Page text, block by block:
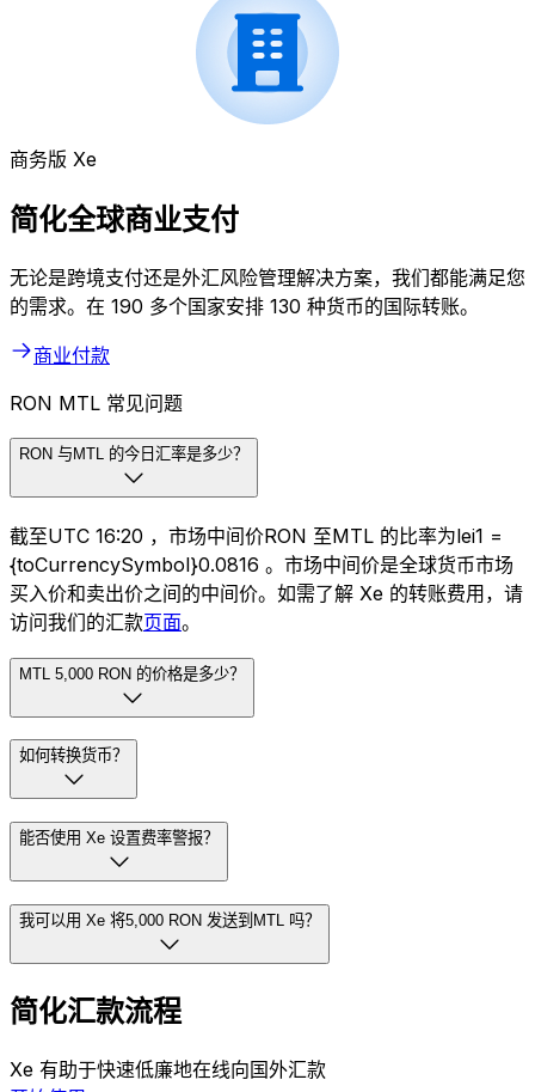
商务版 Xe
简化全球商业支付
无论是跨境支付还是外汇风险管理解决方案，我们都能满足您
的需求。在 190 多个国家安排 130 种货币的国际转账。
商业付款
RON MTL 常见问题
RON 与MTL 的今日汇率是多少？
截至UTC 16:20 ，市场中间价RON 至MTL 的比率为lei1 =
{toCurrencySymbol}0.0816 。市场中间价是全球货币市场
买入价和卖出价之间的中间价。如需了解 Xe 的转账费用，请
访问我们的汇款页面。
MTL 5,000 RON 的价格是多少？
如何转换货币？
能否使用 Xe 设置费率警报？
我可以用 Xe 将5,000 RON 发送到MTL 吗？
简化汇款流程
Xe 有助于快速低廉地在线向国外汇款